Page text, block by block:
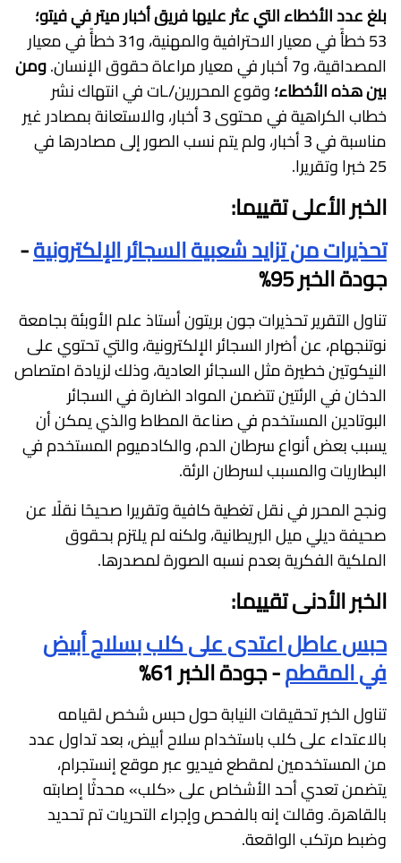
بلغ عدد الأخطاء التي عثر عليها فريق أخبار ميتر في فيتو؛
53 خطأً في معيار الاحترافية والمهنية، و31 خطأً في معيار
المصداقية، و7 أخبار في معيار مراعاة حقوق الإنسان.
ومن
بين هذه الأخطاء؛وقوع المحررين/ـات في انتهاك نشر
خطاب الكراهية في محتوى 3 أخبار، والاستعانة بمصادر غير
مناسبة في 3 أخبار، ولم يتم نسب الصور إلى مصادرها في
25 خبرا وتقريرا.
الخبر الأعلى تقييما:
تحذيرات من تزايد شعبية السجائر الإلكترونية-
جودة الخبر 95%
تناول التقرير تحذيرات جون بريتون أستاذ علم الأوبئة بجامعة
نوتنجهام، عن أضرار السجائر الإلكترونية، والتي تحتوي على
النيكوتين خطيرة مثل السجائر العادية، وذلك لزيادة امتصاص
الدخان في الرئتين تتضمن المواد الضارة في السجائر
البوتادين المستخدم في صناعة المطاط والذي يمكن أن
يسبب بعض أنواع سرطان الدم، والكادميوم المستخدم في
البطاريات والمسبب لسرطان الرئة.
ونجح المحرر في نقل تغطية كافية وتقريرا صحيحًا نقلًا عن
صحيفة ديلي ميل البريطانية، ولكنه لم يلتزم بحقوق
الملكية الفكرية بعدم نسبه الصورة لمصدرها.
الخبر الأدنى تقييما:
حبس عاطل اعتدى على كلب بسلاح أبيض
في المقطم- جودة الخبر 61%
تناول الخبر تحقيقات النيابة حول حبس شخص لقيامه
بالاعتداء على كلب باستخدام سلاح أبيض، بعد تداول عدد
من المستخدمين لمقطع فيديو عبر موقع إنستجرام،
يتضمن تعدي أحد الأشخاص على «كلب» محدثًا إصابته
بالقاهرة. وقالت إنه بالفحص وإجراء التحريات تم تحديد
وضبط مرتكب الواقعة.